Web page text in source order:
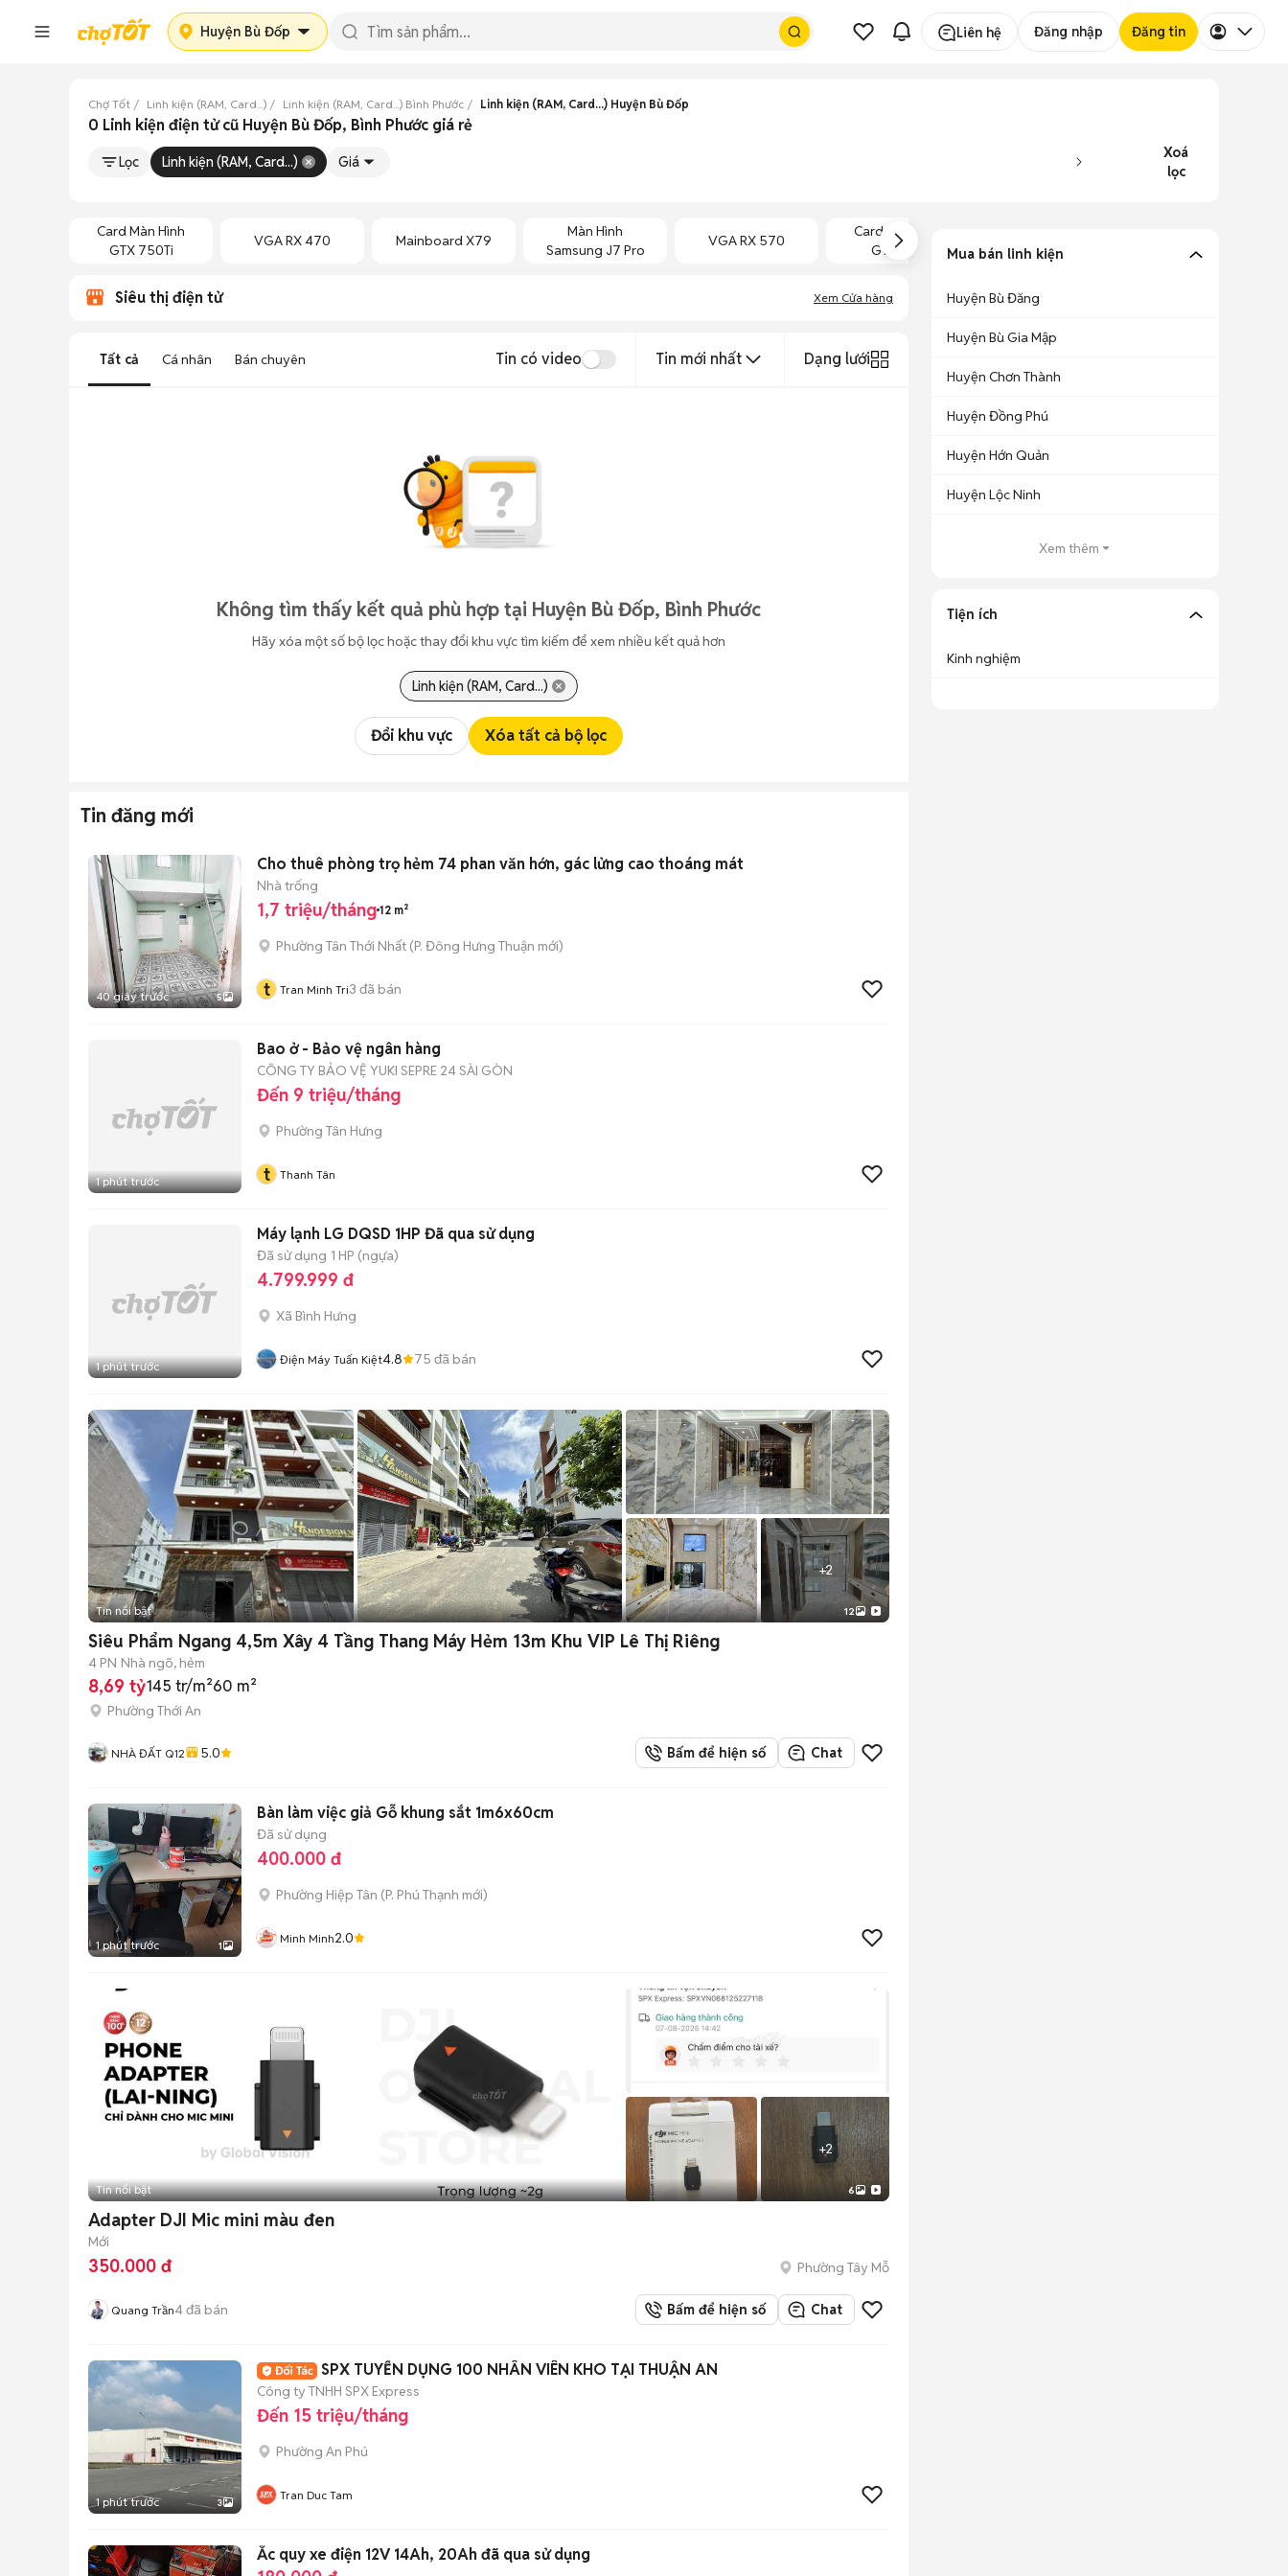
Huyện Bù Đốp Liên hệ Đăng nhập Đăng tin
Chợ Tốt Linh kiện (RAM, Card...) Linh kiện (RAM, Card...) Bình Phước Linh kiện (RAM, Card...) Huyện Bù Đốp
0 Linh kiện điện tử cũ Huyện Bù Đốp, Bình Phước giá rẻ
Lọc Linh kiện (RAM, Card...) Giá
Xoá
lọc
Card Màn Hình
GTX 750Ti
VGA RX 470 Mainboard X79
Màn Hình
Samsung J7 Pro
VGA RX 570
Card Màn Hình
GTX 960
B75 Cũ
Siêu thị điện tử Xem Cửa hàng
Tất cả Cá nhân Bán chuyên Tin có video Tin mới nhất Dạng lưới
Không tìm thấy kết quả phù hợp tại Huyện Bù Đốp, Bình Phước
Hãy xóa một số bộ lọc hoặc thay đổi khu vực tìm kiếm để xem nhiều kết quả hơn
Linh kiện (RAM, Card...)
Đổi khu vực Xóa tất cả bộ lọc
Tin đăng mới
40 giây trước 5
Cho thuê phòng trọ hẻm 74 phan văn hớn, gác lửng cao thoáng mát
Nhà trống
1,7 triệu/tháng 12 m²
Phường Tân Thới Nhất (P. Đông Hưng Thuận mới)
t Tran Minh Tri3 đã bán
1 phút trước
Bao ở - Bảo vệ ngân hàng
CÔNG TY BẢO VỆ YUKI SEPRE 24 SÀI GÒN
Đến 9 triệu/tháng
Phường Tân Hưng
t Thanh Tân
1 phút trước
Máy lạnh LG DQSD 1HP Đã qua sử dụng
Đã sử dụng 1 HP (ngựa)
4.799.999 đ
Xã Bình Hưng
Điện Máy Tuấn Kiệt4.8 75 đã bán
+2
Tin nổi bật 12
Siêu Phẩm Ngang 4,5m Xây 4 Tầng Thang Máy Hẻm 13m Khu VIP Lê Thị Riêng
4 PN Nhà ngõ, hẻm
8,69 tỷ145 tr/m²60 m²
Phường Thới An
NHÀ ĐẤT Q12 5.0 Bấm để hiện số Chat
1 phút trước 1
Bàn làm việc giả Gỗ khung sắt 1m6x60cm
Đã sử dụng
400.000 đ
Phường Hiệp Tân (P. Phú Thạnh mới)
Minh Minh2.0
+2
Tin nổi bật 6
Adapter DJI Mic mini màu đen
Mới
350.000 đ Phường Tây Mỗ
Quang Trần4đã bán Bấm để hiện số Chat
1 phút trước 3
SPX TUYỂN DỤNG 100 NHÂN VIÊN KHO TẠI THUẬN AN
Công ty TNHH SPX Express
Đến 15 triệu/tháng
Phường An Phú
Tran Duc Tam
Ắc quy xe điện 12V 14Ah, 20Ah đã qua sử dụng
Mua bán linh kiện
Huyện Bù Đăng
Huyện Bù Gia Mập
Huyện Chơn Thành
Huyện Đồng Phú
Huyện Hớn Quản
Huyện Lộc Ninh
Xem thêm
Tiện ích
Kinh nghiệm